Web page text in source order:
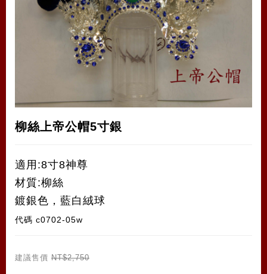
柳絲上帝公帽5寸銀
適用:8寸8神尊
材質:柳絲
鍍銀色，藍白絨球
代碼 c0702-05w
建議售價 NT$2,750